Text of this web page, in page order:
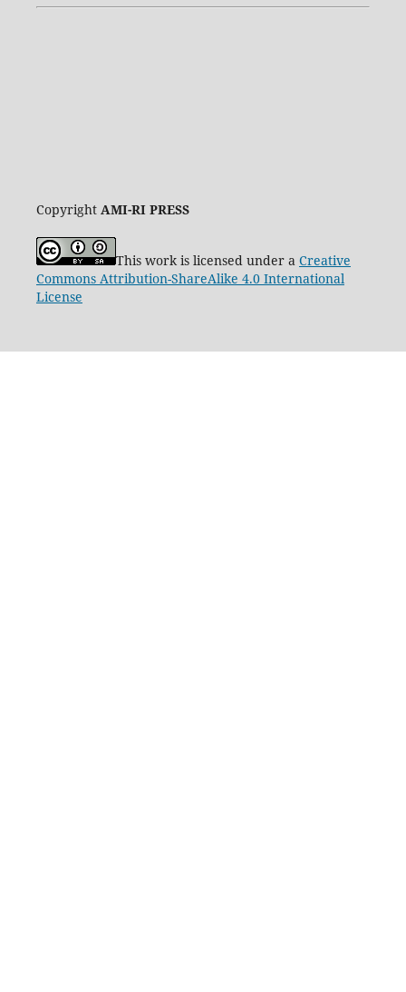
Copyright AMI-RI PRESS
This work is licensed under a Creative
Commons Attribution-ShareAlike 4.0 International
License